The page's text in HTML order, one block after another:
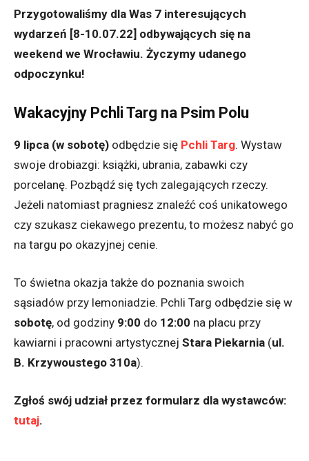
Przygotowaliśmy dla Was 7 interesujących
wydarzeń [8-10.07.22] odbywających się na
weekend we Wrocławiu. Życzymy udanego
odpoczynku!
Wakacyjny Pchli Targ na Psim Polu
9 lipca (w sobotę) odbędzie się Pchli Targ. Wystaw
swoje drobiazgi: książki, ubrania, zabawki czy
porcelanę. Pozbądź się tych zalegających rzeczy.
Jeżeli natomiast pragniesz znaleźć coś unikatowego
czy szukasz ciekawego prezentu, to możesz nabyć go
na targu po okazyjnej cenie.
To świetna okazja także do poznania swoich
sąsiadów przy lemoniadzie. Pchli Targ odbędzie się w
sobotę, od godziny 9:00 do 12:00 na placu przy
kawiarni i pracowni artystycznej Stara Piekarnia (ul.
B. Krzywoustego 310a).
Zgłoś swój udział przez formularz dla wystawców:
tutaj.